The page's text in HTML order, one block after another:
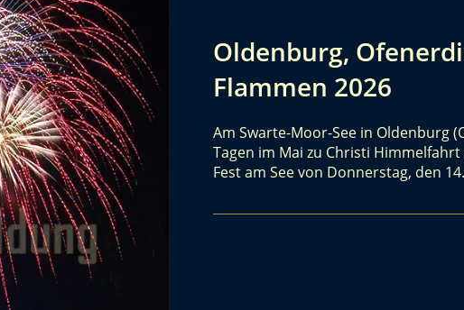
Oldenburg,
Flammen 2026
Am Swarte-Moor-See in Oldenburg
Tagen im Mai zu Christi
Fest am See von Donnerstag, den